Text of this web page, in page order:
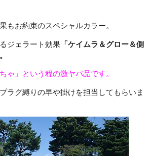
釣果もお約束のスペシャルカラー。
ジェラート効果 「ケイムラ＆グロー＆側
ゃ」という程の激ヤバ品です。
ラグ縛りの早や掛けを担当してもらいま